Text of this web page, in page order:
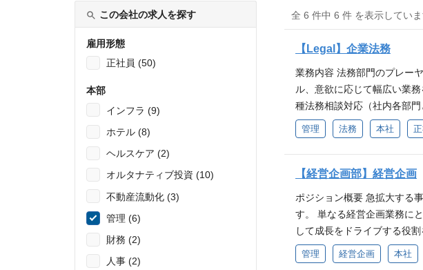
この会社の求人を探す
雇用形態
正社員 (50)
本部
インフラ (9)
ホテル (8)
ヘルスケア (2)
オルタナティブ投資 (10)
不動産流動化 (3)
管理 (6)
財務 (2)
人事 (2)
全 6 件中 6 件 を表示してい
【Legal】企業法務
業務内容 法務部門のプレー
ル、意欲に応じて幅広い業
種法務相談対応（社内各部
携含む） ・知的財産の管理
とらわれない＞ 各部門と密
そ、視野も役割も大きく広
ジネス視点の両方を活かせ
＜高い専門性が身に付く＞
断が求められる場面でも、
識と応用力が磨かれていき
ムとして連携しながら業務
管理 法務 本社
【経営企画部】経営企画
ポジション概要 急拡大する
す。 単なる経営企画業務に
して成長をドライブする役
外の関係者を巻き込みなが
献していただきます。 業務
管理 経営企画 本社